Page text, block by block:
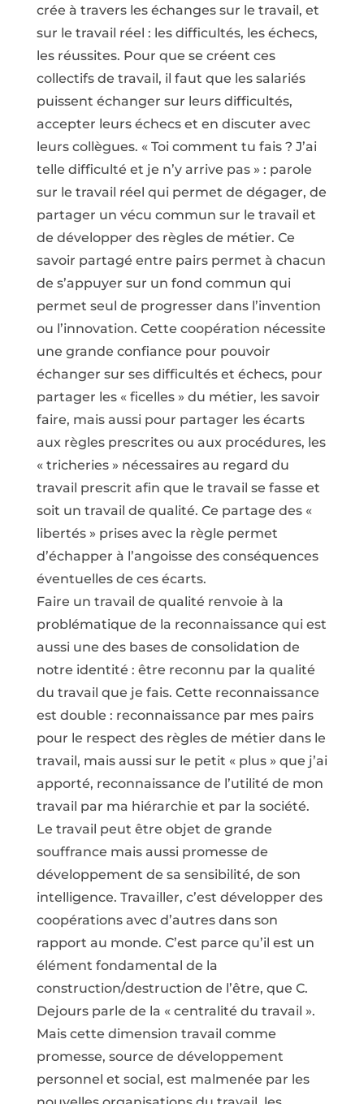
crée à travers les échanges sur le travail, et
sur le travail réel : les difficultés, les échecs,
les réussites. Pour que se créent ces
collectifs de travail, il faut que les salariés
puissent échanger sur leurs difficultés,
accepter leurs échecs et en discuter avec
leurs collègues. « Toi comment tu fais ? J’ai
telle difficulté et je n’y arrive pas » : parole
sur le travail réel qui permet de dégager, de
partager un vécu commun sur le travail et
de développer des règles de métier. Ce
savoir partagé entre pairs permet à chacun
de s’appuyer sur un fond commun qui
permet seul de progresser dans l’invention
ou l’innovation. Cette coopération nécessite
une grande confiance pour pouvoir
échanger sur ses difficultés et échecs, pour
partager les « ficelles » du métier, les savoir
faire, mais aussi pour partager les écarts
aux règles prescrites ou aux procédures, les
« tricheries » nécessaires au regard du
travail prescrit afin que le travail se fasse et
soit un travail de qualité. Ce partage des «
libertés » prises avec la règle permet
d’échapper à l’angoisse des conséquences
éventuelles de ces écarts.
Faire un travail de qualité renvoie à la
problématique de la reconnaissance qui est
aussi une des bases de consolidation de
notre identité : être reconnu par la qualité
du travail que je fais. Cette reconnaissance
est double : reconnaissance par mes pairs
pour le respect des règles de métier dans le
travail, mais aussi sur le petit « plus » que j’ai
apporté, reconnaissance de l’utilité de mon
travail par ma hiérarchie et par la société.
Le travail peut être objet de grande
souffrance mais aussi promesse de
développement de sa sensibilité, de son
intelligence. Travailler, c’est développer des
coopérations avec d’autres dans son
rapport au monde. C’est parce qu’il est un
élément fondamental de la
construction/destruction de l’être, que C.
Dejours parle de la « centralité du travail ».
Mais cette dimension travail comme
promesse, source de développement
personnel et social, est malmenée par les